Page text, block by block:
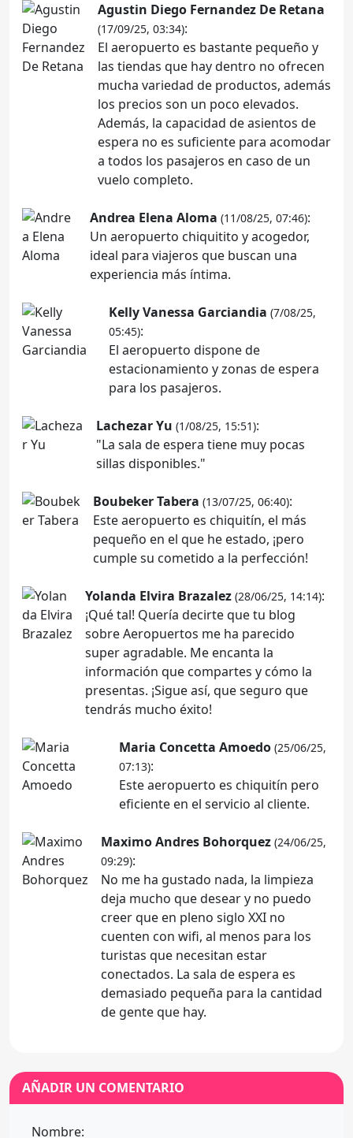
Agustin Diego Fernandez De Retana
(17/09/25, 03:34):
El aeropuerto es bastante pequeño y
las tiendas que hay dentro no ofrecen
mucha variedad de productos, además
los precios son un poco elevados.
Además, la capacidad de asientos de
espera no es suficiente para acomodar
a todos los pasajeros en caso de un
vuelo completo.
Andrea Elena Aloma (11/08/25, 07:46):
Un aeropuerto chiquitito y acogedor,
ideal para viajeros que buscan una
experiencia más íntima.
Kelly Vanessa Garciandia (7/08/25,
05:45):
El aeropuerto dispone de
estacionamiento y zonas de espera
para los pasajeros.
Lachezar Yu (1/08/25, 15:51):
"La sala de espera tiene muy pocas
sillas disponibles."
Boubeker Tabera (13/07/25, 06:40):
Este aeropuerto es chiquitín, el más
pequeño en el que he estado, ¡pero
cumple su cometido a la perfección!
Yolanda Elvira Brazalez (28/06/25, 14:14):
¡Qué tal! Quería decirte que tu blog
sobre Aeropuertos me ha parecido
super agradable. Me encanta la
información que compartes y cómo la
presentas. ¡Sigue así, que seguro que
tendrás mucho éxito!
Maria Concetta Amoedo (25/06/25,
07:13):
Este aeropuerto es chiquitín pero
eficiente en el servicio al cliente.
Maximo Andres Bohorquez (24/06/25,
09:29):
No me ha gustado nada, la limpieza
deja mucho que desear y no puedo
creer que en pleno siglo XXI no
cuenten con wifi, al menos para los
turistas que necesitan estar
conectados. La sala de espera es
demasiado pequeña para la cantidad
de gente que hay.
AÑADIR UN COMENTARIO
Nombre: